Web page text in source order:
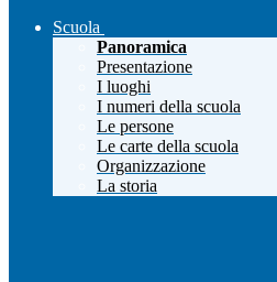
Scuola
Panoramica
Presentazione
I luoghi
I numeri della scuola
Le persone
Le carte della scuola
Organizzazione
La storia